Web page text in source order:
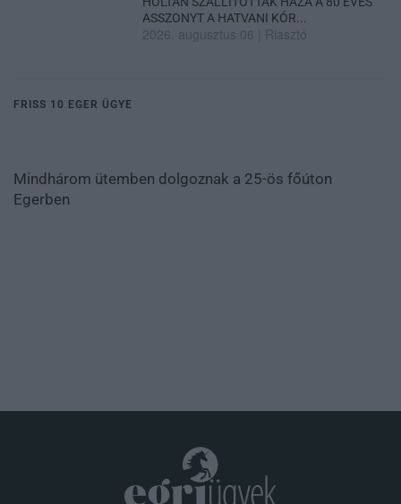
ASSZONYT A HATVANI KÓR...
2026. augusztus 06 Riasztó
FRISS 10 EGER ÜGYE